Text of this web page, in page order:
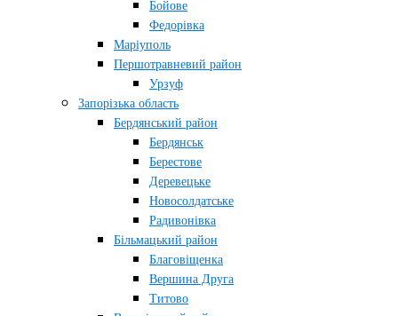
Бойове
Федорівка
Маріуполь
Першотравневий район
Урзуф
Запорізька область
Бердянський район
Бердянськ
Берестове
Деревецьке
Новосолдатське
Радивонівка
Більмацький район
Благовіщенка
Вершина Друга
Титово